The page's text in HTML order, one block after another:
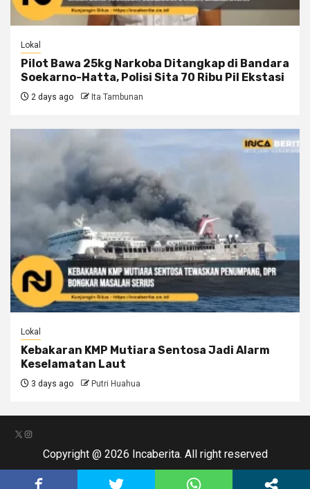
Lokal
Pilot Bawa 25kg Narkoba Ditangkap di Bandara
Soekarno-Hatta, Polisi Sita 70 Ribu Pil Ekstasi
2 days ago Ita Tambunan
Lokal
Kebakaran KMP Mutiara Sentosa Jadi Alarm
Keselamatan Laut
3 days ago Putri Huahua
X Instagram
Copyright @ 2026 Incaberita. All right reserved